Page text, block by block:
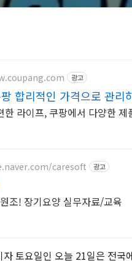
광고
합리적인 가격으로 관리
한 라이프, 쿠팡에서 다양한
caresoft 광고
조! 장기요양 실무자료/교육
자 토요일인 오늘 21일은 전